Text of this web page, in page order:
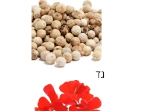
גד